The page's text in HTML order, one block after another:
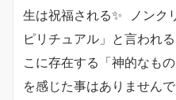
生は祝福される✨ ノンク
ピリチュアル」と言われ
こに存在する「神的なも
を感じた事はありません